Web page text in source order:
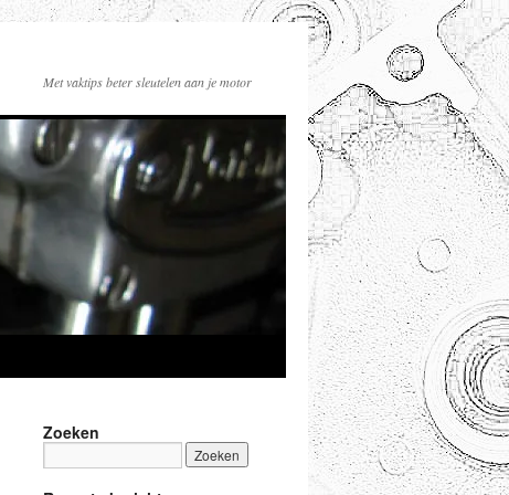
Met vaktips beter sleutelen aan je motor
Zoeken